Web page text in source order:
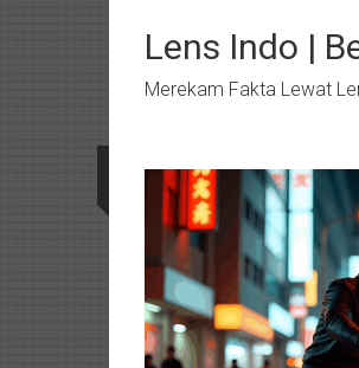
kontenLens Indo |
Merekam Fakta Lewat